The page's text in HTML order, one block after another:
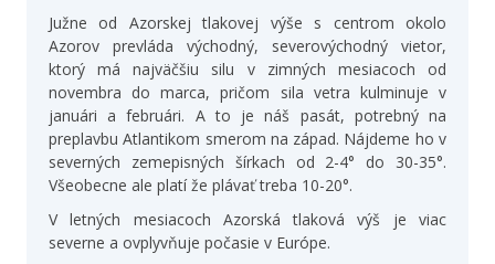
Južne od Azorskej tlakovej výše s centrom okolo
Azorov prevláda východný, severovýchodný vietor,
ktorý má najväčšiu silu v zimných mesiacoch od
novembra do marca, pričom sila vetra kulminuje v
januári a februári. A to je náš pasát, potrebný na
preplavbu Atlantikom smerom na západ. Nájdeme ho v
severných zemepisných šírkach od 2-4° do 30-35°.
Všeobecne ale platí že plávať treba 10-20°.
V letných mesiacoch Azorská tlaková výš je viac
severne a ovplyvňuje počasie v Európe.